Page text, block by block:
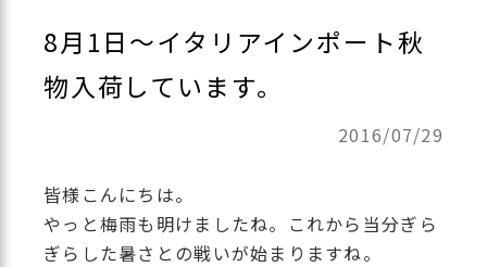
8月1日～イタリアインポート秋
物入荷しています。
2016/07/29
皆様こんにちは。
やっと梅雨も明けましたね。これから当分ぎら
ぎらした暑さとの戦いが始まりますね。